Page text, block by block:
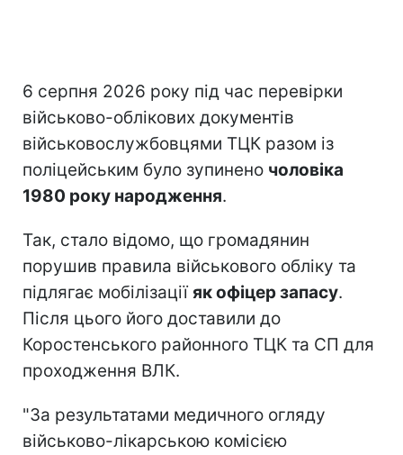
6 серпня 2026 року під час перевірки
військово-облікових документів
військовослужбовцями ТЦК разом із
поліцейським було зупинено чоловіка
1980 року народження.
Так, стало відомо, що громадянин
порушив правила військового обліку та
підлягає мобілізаціїяк офіцер запасу.
Після цього його доставили до
Коростенського районного ТЦК та СП для
проходження ВЛК.
"За результатами медичного огляду
військово-лікарською комісією